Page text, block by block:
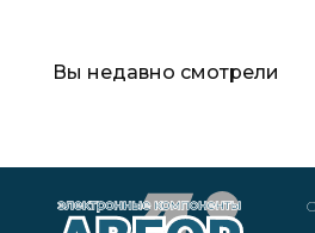
Вы недавно смотрели